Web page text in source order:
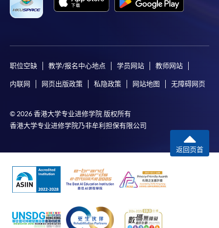
职位空缺 教学/报名中心地点 学员网站 教师网站
内联网 网页出版政策 私隐政策 网站地图 无障碍网页
© 2026 香港大学专业进修学院 版权所有
香港大学专业进修学院乃非牟利担保有限公司
返回页首